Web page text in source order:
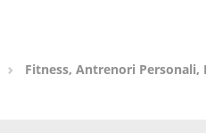
Fitness, Antrenori Personali,